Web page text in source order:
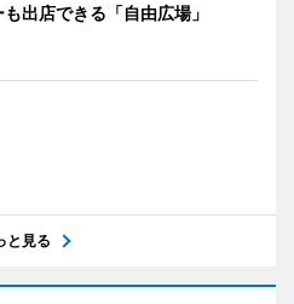
出店できる「自由広場」
と見る